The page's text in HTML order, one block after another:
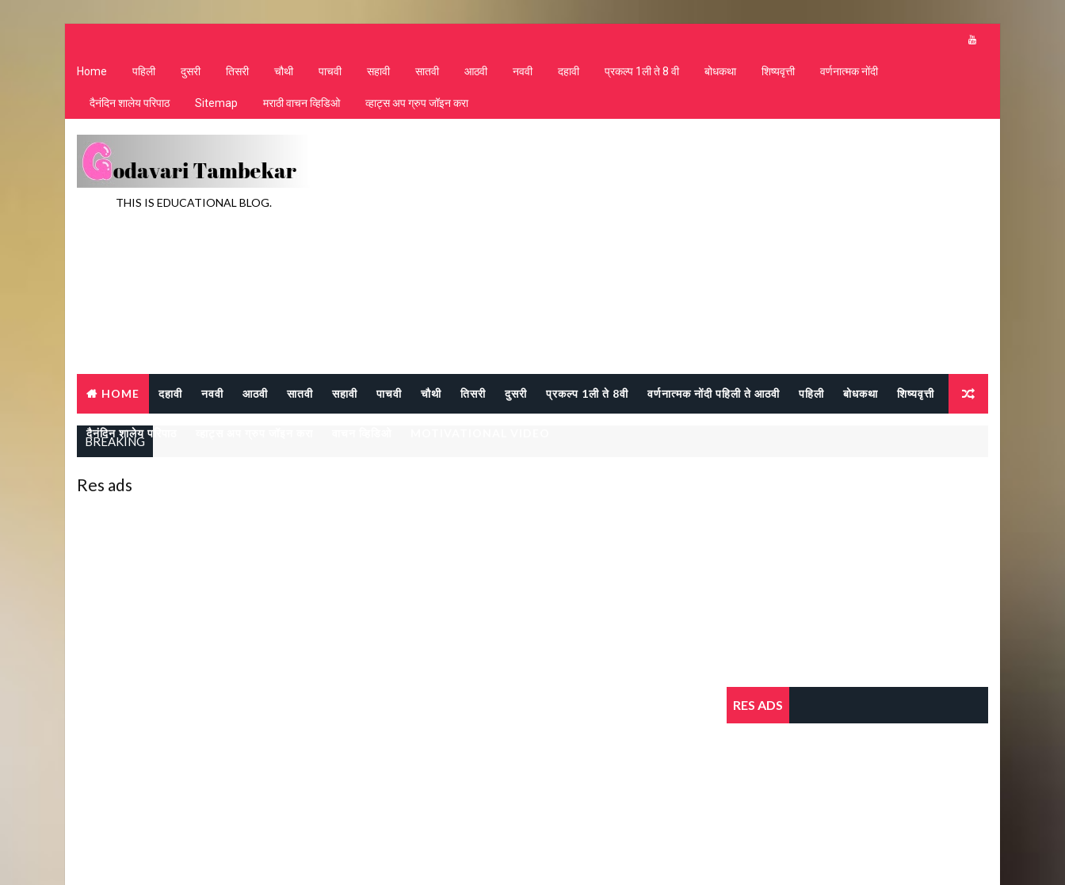
Home पहिली दुसरी तिसरी चौथी पाचवी सहावी सातवी आठवी नववी दहावी प्रकल्प 1ली ते 8 वी बोधकथा शिष्यवृत्ती वर्णनात्मक नोंदी
दैनंदिन शालेय परिपाठ Sitemap मराठी वाचन व्हिडिओ व्हाट्स अप ग्रुप जॉइन करा
THIS IS EDUCATIONAL BLOG.
HOME दहावी नववी आठवी सातवी सहावी पाचवी चौथी तिसरी दुसरी प्रकल्प 1ली ते 8वी वर्णनात्मक नोंदी पहिली ते आठवी पहिली बोधकथा शिष्यवृत्ती
दैनंदिन शालेय परिपाठ
BREAKING
Res ads
RES ADS